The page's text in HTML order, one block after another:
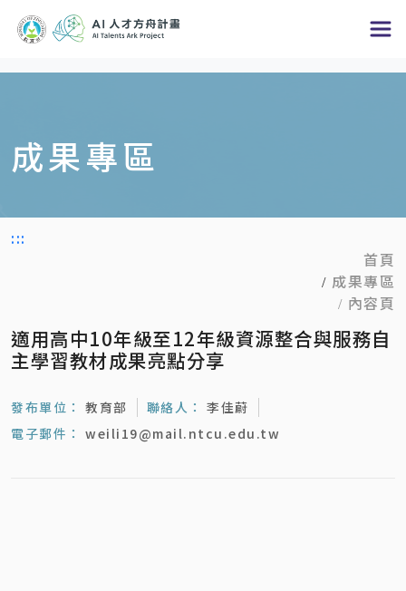
跳
容
區
成果專區
:::
首頁
成果專區
內容頁
適用高中10年級至12年級資源整合與服務自
主學習教材成果亮點分享
發布單位： 教育部 聯絡人： 李佳蔚
電子郵件： weili19@mail.ntcu.edu.tw